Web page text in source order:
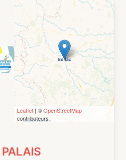
Leaflet | ©OpenStreetMap
contributeurs